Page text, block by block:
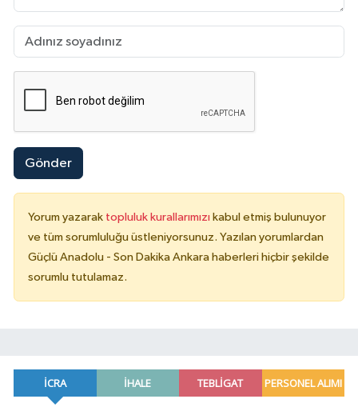
Gönder
Yorum yazarak topluluk kurallarımızı kabul etmiş bulunuyor
ve tüm sorumluluğu üstleniyorsunuz. Yazılan yorumlardan
Güçlü Anadolu - Son Dakika Ankara haberleri hiçbir şekilde
sorumlu tutulamaz.